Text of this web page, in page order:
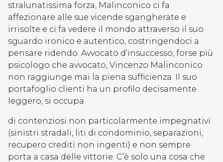
stralunatissima forza, Malinconico ci fa
affezionare alle sue vicende sgangherate e
irrisolte e ci fa vedere il mondo attraverso il suo
sguardo ironico e autentico, costringendoci a
pensare ridendo. Avvocato d’insuccesso, forse più
psicologo che avvocato, Vincenzo Malinconico
non raggiunge mai la piena sufficienza. Il suo
portafoglio clienti ha un profilo decisamente
leggero, si occupa
di contenziosi non particolarmente impegnativi
(sinistri stradali, liti di condominio, separazioni,
recupero crediti non ingenti) e non sempre
porta a casa delle vittorie. C’è solo una cosa che